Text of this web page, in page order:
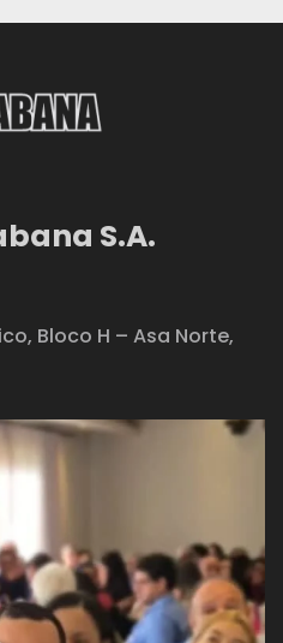
S.A.
Bloco H – Asa Norte,